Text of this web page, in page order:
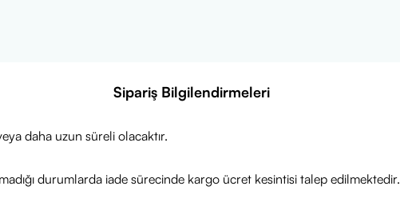
1.4 mg
Sipariş Bilgilendirmeleri
daha uzun süreli olacaktır.
durumlarda iade sürecinde kargo ücret kesintisi talep edilmektedir.